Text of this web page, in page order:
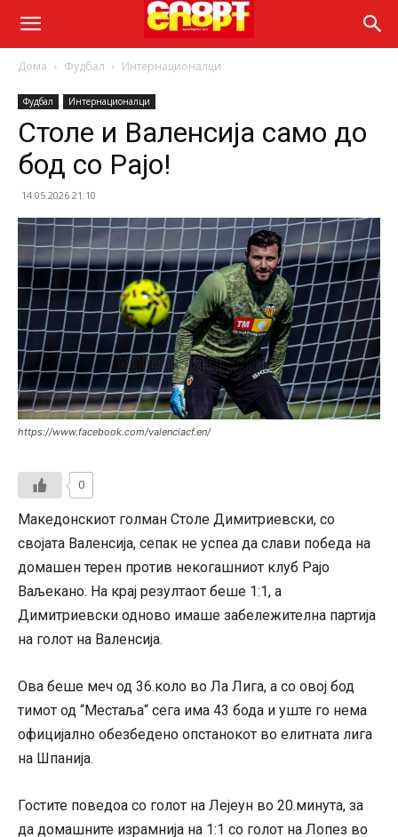
Дома Фудбал Интернационалци
Фудбал Интернационалци
Столе и Валенсија само до
бод со Рајо!
14.05.2026 21:10
https://www.facebook.com/valenciacf.en/
0
Македонскиот голман Столе Димитриевски, со
својата Валенсија, сепак не успеа да слави победа на
домашен терен против некогашниот клуб Рајо
Ваљекано. На крај резултаот беше 1:1, а
Димитриевски одново имаше забележителна партија
на голот на Валенсија.
Ова беше меч од 36.коло во Ла Лига, а со овој бод
тимот од “Местаља“ сега има 43 бода и уште го нема
официјално обезбедено опстанокот во елитната лига
на Шпанија.
Гостите поведоа со голот на Лејеун во 20.минута, за
да домашните израмнија на 1:1 со голот на Лопез во